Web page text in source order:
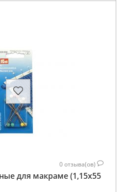
0отзыва(ов)
для макраме (1,15х55